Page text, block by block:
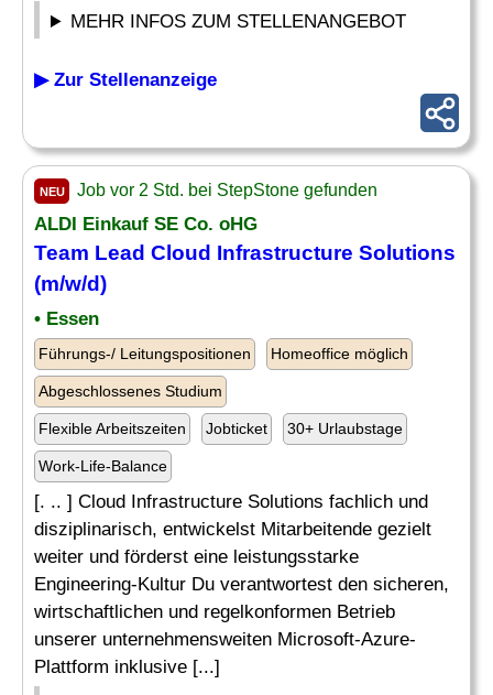
MEHR INFOS ZUM STELLENANGEBOT
▶ Zur Stellenanzeige
NEU Job vor 2 Std. bei StepStone gefunden
ALDI Einkauf SE Co. oHG
Team Lead Cloud Infrastructure Solutions
(m/w/d)
• Essen
Führungs-/ Leitungspositionen Homeoffice möglich
Abgeschlossenes Studium
Flexible Arbeitszeiten Jobticket 30+ Urlaubstage
Work-Life-Balance
[. .. ] Cloud Infrastructure Solutions fachlich und
disziplinarisch, entwickelst Mitarbeitende gezielt
weiter und förderst eine leistungsstarke
Engineering-Kultur Du verantwortest den sicheren,
wirtschaftlichen und regelkonformen Betrieb
unserer unternehmensweiten Microsoft-Azure-
Plattform inklusive [...]